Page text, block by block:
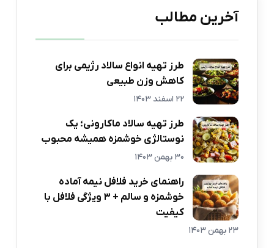
آخرین مطالب
طرز تهیه انواع سالاد رژیمی برای
کاهش وزن طبیعی
22 اسفند 1403
طرز تهیه سالاد ماکارونی؛ یک
نوستالژی خوشمزه همیشه محبوب
30 بهمن 1403
راهنمای خرید فلافل نیمه آماده
خوشمزه و سالم + 3 ویژگی فلافل با
کیفیت
23 بهمن 1403